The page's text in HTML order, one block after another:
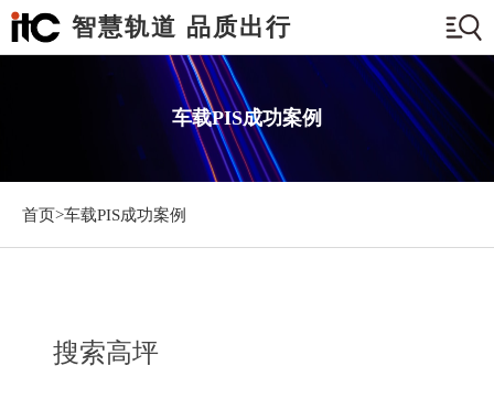
智慧轨道 品质出行
车载PIS成功案例
首页>车载PIS成功案例
搜索高坪